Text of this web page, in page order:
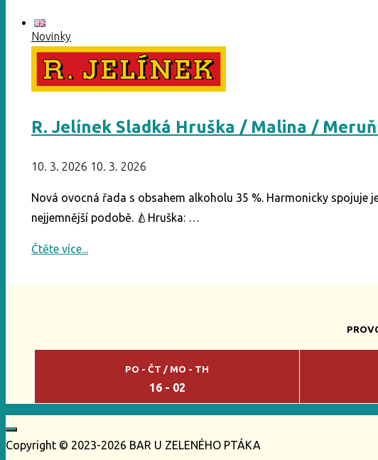
Novinky
R. Jelínek Sladká Hruška / Malina /
10. 3. 2026 10. 3. 2026
Nová ovocná řada s obsahem alkoholu 35 %. Harmonicky spojuje
nejjemnější podobě. 🍐Hruška: …
Čtěte více...
Malina
PO - ČT / MO - TH
16 - 02
Copyright © 2023-2026 BAR U ZELENÉHO PTÁKA